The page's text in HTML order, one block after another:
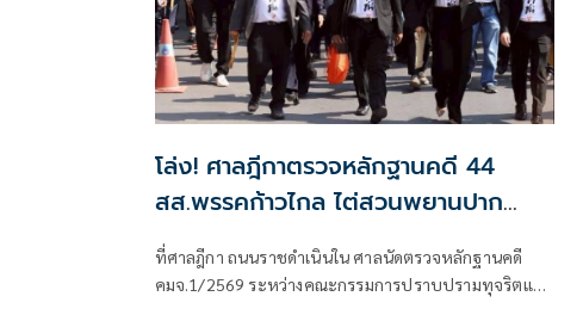
โล่ง! ศาลฎีกาตรวจหลักฐานคดี 44
สส.พรรคก้าวไกล ไต่สวนพยานปาก
สุดท้าย 18 พ.ค.ปีหน้าก่อนนัดตัดสิน
ที่ศาลฎีกา ถนนราชดำเนินใน ศาลนัดตรวจหลักฐานคดี
คมจ.1/2569 ระหว่างคณะกรรมการปราบปรามทุจริตแห่ง